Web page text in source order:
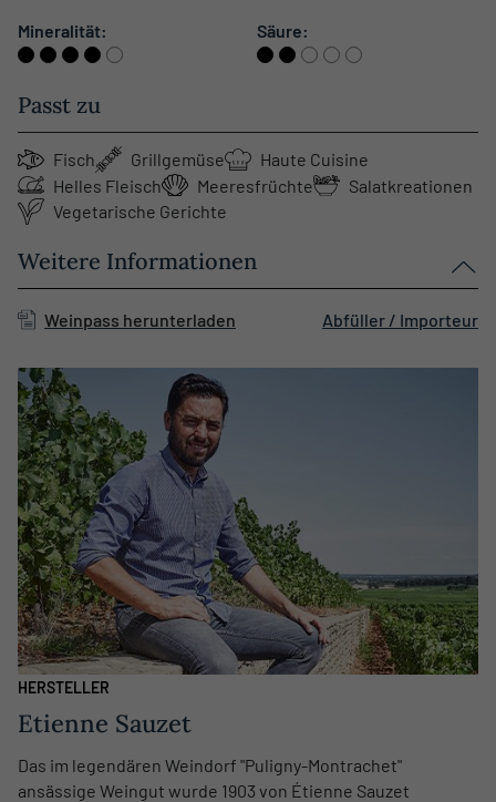
Mineralität: Säure:
Passt zu
Fisch Grillgemüse
Haute Cuisine
Helles Fleisch
Meeresfrüchte
Salatkreationen
Vegetarische Gerichte
Weitere Informationen
Weinpass herunterladen Abfüller / Importeur
HERSTELLER
Etienne Sauzet
Das im legendären Weindorf "Puligny-Montrachet"
ansässige Weingut wurde 1903 von Étienne Sauzet